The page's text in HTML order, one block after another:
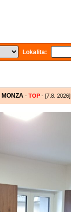
Lokalita:
- TOP - [7.8. 2026]